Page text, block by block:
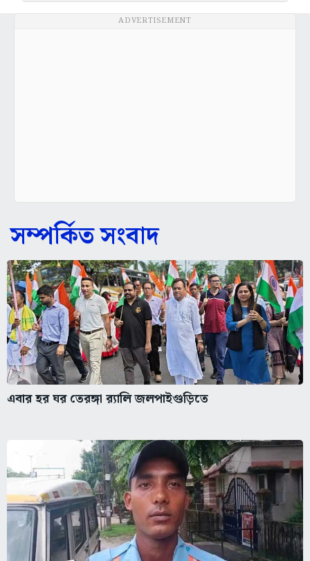
ADVERTISEMENT
সম্পর্কিত সংবাদ
এবার হর ঘর তেরঙ্গা র‌্যালি জলপাইগুড়িতে